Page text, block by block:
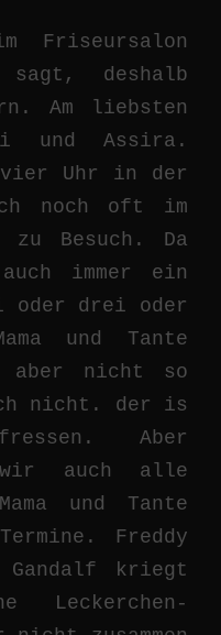
Friseursalon
deshalb
Am liebsten
Assira.
Uhr in der
noch oft im
zu Besuch. Da
immer ein
oder drei oder
und Tante
aber nicht so
nicht. der is
Aber
wir auch alle
und Tante
Freddy
Gandalf kriegt
Leckerchen-